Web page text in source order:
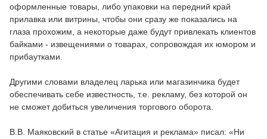
оформленные товары, либо упаковки на передний край
прилавка или витрины, чтобы они сразу же показались на
глаза прохожим, а некоторые даже будут привлекать клиентов
байками - извещениями о товарах, сопровождая их юмором и
прибаутками.
Другими словами владелец ларька или магазинчика будет
обеспечивать себе известность, т.е. рекламу, без которой он
не сможет добиться увеличения торгового оборота.
В.В. Маяковский в статье «Агитация и реклама» писал: «Ни